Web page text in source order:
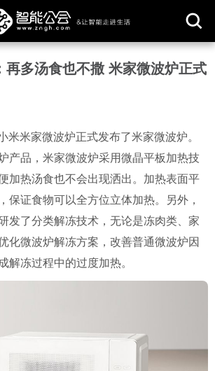
取
再多汤食也不撒 米家微波炉正式
米米家微波炉正式发布了米家微波炉。
产品，米家微波炉采用微晶平板加热技
加热汤食也不会出现洒出。加热表面平
保证食物可以全方位立体加热。另外，
发了分类解冻技术，无论是冻肉类、家
化微波炉解冻方案，改善普通微波炉因
解冻过程中的过度加热。